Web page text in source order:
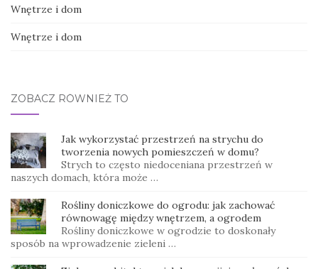
Wnętrze i dom
Wnętrze i dom
ZOBACZ RÓWNIEŻ TO
Jak wykorzystać przestrzeń na strychu do
tworzenia nowych pomieszczeń w domu?
Strych to często niedoceniana przestrzeń w
naszych domach, która może …
Rośliny doniczkowe do ogrodu: jak zachować
równowagę między wnętrzem, a ogrodem
Rośliny doniczkowe w ogrodzie to doskonały
sposób na wprowadzenie zieleni …